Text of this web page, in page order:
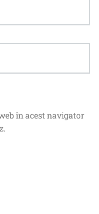
în acest navigator